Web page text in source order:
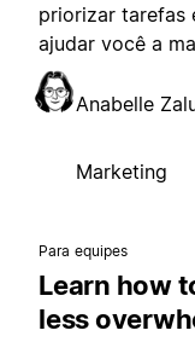
priorizar tarefas
ajudar você a
Anabelle
Marketing
Para equipes
Learn how
less